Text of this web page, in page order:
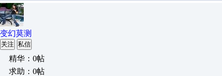
变幻莫测
关注 私信
精华：0帖
求助：0帖